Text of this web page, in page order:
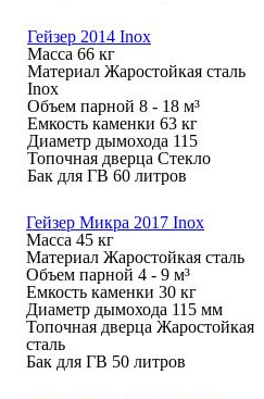
Гейзер 2014 Inox
Масса 66 кг
Материал Жаростойкая сталь
Inox
Объем парной 8 - 18 м³
Емкость каменки 63 кг
Диаметр дымохода 115
Топочная дверца Стекло
Бак для ГВ 60 литров
Гейзер Микра 2017 Inox
Масса 45 кг
Материал Жаростойкая сталь
Объем парной 4 - 9 м³
Емкость каменки 30 кг
Диаметр дымохода 115 мм
Топочная дверца Жаростойкая
сталь
Бак для ГВ 50 литров